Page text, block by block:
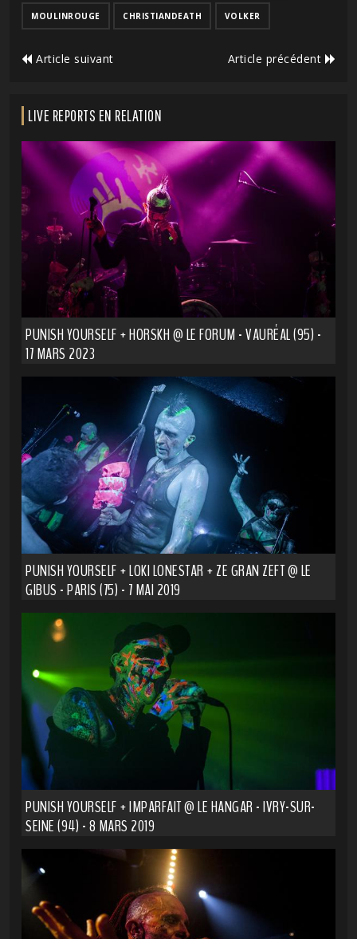
MOULINROUGE CHRISTIANDEATH VOLKER
Article suivant Article précédent
LIVE REPORTS EN RELATION
PUNISH YOURSELF + HORSKH @ LE FORUM - VAURÉAL (95) -
17 MARS 2023
PUNISH YOURSELF + LOKI LONESTAR + ZE GRAN ZEFT @ LE
GIBUS - PARIS (75) - 7 MAI 2019
PUNISH YOURSELF + IMPARFAIT @ LE HANGAR - IVRY-SUR-
SEINE (94) - 8 MARS 2019